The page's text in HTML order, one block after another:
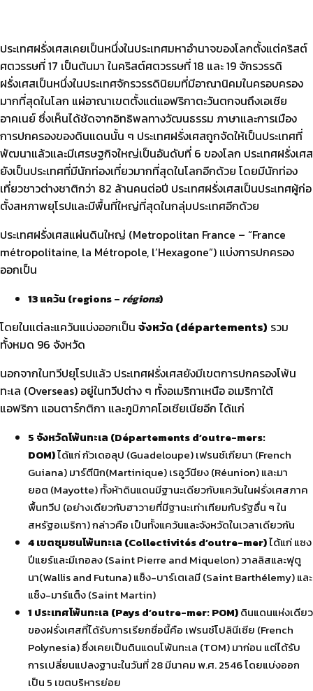
ประเทศฝรั่งเศสเคยเป็นหนึ่งในประเทศมหาอำนาจของโลกตั้งแต่คริสต์
ศตวรรษที่ 17 เป็นต้นมา ในคริสต์ศตวรรษที่ 18 และ 19 จักรวรรดิ
ฝรั่งเศสเป็นหนึ่งในประเทศจักรวรรดินิยมที่มีอาณานิคมในครอบครอง
มากที่สุดในโลก แผ่อาณาเขตตั้งแต่แอฟริกาตะวันตกจนถึงเอเชีย
อาคเนย์ ซึ่งเห็นได้ชัดจากอิทธิพลทางวัฒนธรรม ภาษาและการเมือง
การปกครองของดินแดนนั้น ๆ ประเทศฝรั่งเศสถูกจัดให้เป็นประเทศที่
พัฒนาแล้วและมีเศรษฐกิจใหญ่เป็นอันดับที่ 6 ของโลก ประเทศฝรั่งเศส
ยังเป็นประเทศที่มีนักท่องเที่ยวมากที่สุดในโลกอีกด้วย โดยมีนักท่อง
เที่ยวชาวต่างชาติกว่า 82 ล้านคนต่อปี ประเทศฝรั่งเศสเป็นประเทศผู้ก่อ
ตั้งสหภาพยุโรปและมีพื้นที่ใหญ่ที่สุดในกลุ่มประเทศอีกด้วย
ประเทศฝรั่งเศสแผ่นดินใหญ่ (Metropolitan France – “France
métropolitaine, la Métropole, l’Hexagone”) แบ่งการปกครอง
ออกเป็น
13 แคว้น (regions –régions)
โดยในแต่ละแคว้นแบ่งออกเป็น จังหวัด (départements) รวม
ทั้งหมด 96 จังหวัด
นอกจากในทวีปยุโรปแล้ว ประเทศฝรั่งเศสยังมีเขตการปกครองโพ้น
ทะเล (Overseas) อยู่ในทวีปต่าง ๆ ทั้งอเมริกาเหนือ อเมริกาใต้
แอฟริกา แอนตาร์กติกา และภูมิภาคโอเชียเนียอีก ได้แก่
5 จังหวัดโพ้นทะเล (Départements d’outre-mers:
DOM)ได้แก่ กัวเดอลุป (Guadeloupe) เฟรนช์เกียนา (French
Guiana) มาร์ตีนิก(Martinique) เรอูว์นียง (Réunion) และมา
ยอต (Mayotte) ทั้งห้าดินแดนมีฐานะเดียวกับแคว้นในฝรั่งเศสภาค
พื้นทวีป (อย่างเดียวกับฮาวายที่มีฐานะเท่าเทียมกับรัฐอื่น ๆ ใน
สหรัฐอเมริกา) กล่าวคือ เป็นทั้งแคว้นและจังหวัดในเวลาเดียวกัน
4 เขตชุมชนโพ้นทะเล (Collectivités d’outre-mer)ได้แก่ แซง
ปีแยร์และมีเกอลง (Saint Pierre and Miquelon) วาลลิสและฟุตู
นา(Wallis and Futuna) แซ็ง-บาร์เตเลมี (Saint Barthélemy) และ
แซ็ง-มาร์แต็ง (Saint Martin)
1 ประเทศโพ้นทะเล (Pays d’outre-mer: POM)ดินแดนแห่งเดียว
ของฝรั่งเศสที่ได้รับการเรียกชื่อนี้คือ เฟรนช์โปลินีเซีย (French
Polynesia) ซึ่งเคยเป็นดินแดนโพ้นทะเล (TOM) มาก่อน แต่ได้รับ
การเปลี่ยนแปลงฐานะในวันที่ 28 มีนาคม พ.ศ. 2546 โดยแบ่งออก
เป็น 5 เขตบริหารย่อย